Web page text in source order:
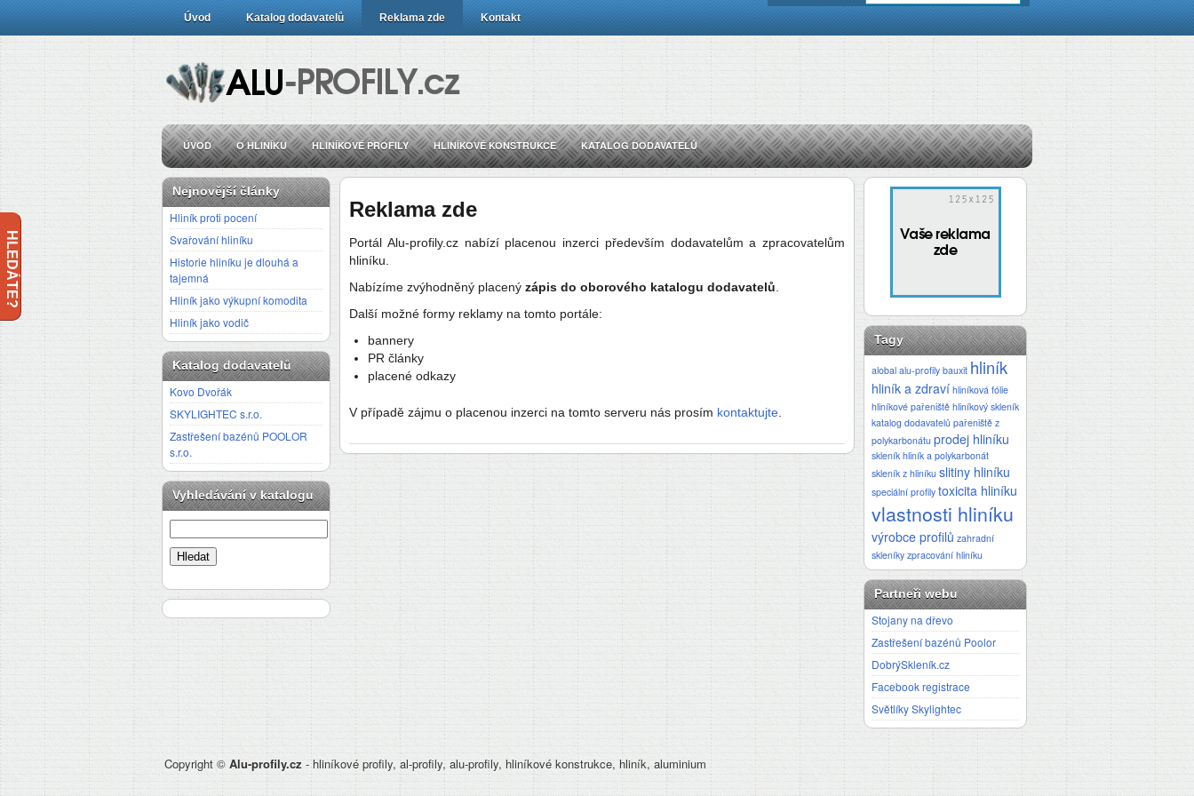
HLEDÁTE?
Úvod Katalog dodavatelů Reklama zde Kontakt
ÚVOD O HLINÍKU HLINÍKOVÉ PROFILY HLINÍKOVÉ KONSTRUKCE KATALOG DODAVATELŮ
Nejnovější články
Hliník proti pocení
Svařování hliníku
Historie hliníku je dlouhá a
tajemná
Hliník jako výkupní komodita
Hliník jako vodič
Katalog dodavatelů
Kovo Dvořák
SKYLIGHTEC s.r.o.
Zastřešení bazénů POOLOR
s.r.o.
Vyhledávání v katalogu
Reklama zde
Portál Alu-profily.cz nabízí placenou inzerci především dodavatelům a zpracovatelům
hliníku.
Nabízíme zvýhodněný placený zápis do oborového katalogu dodavatelů
Další možné formy reklamy na tomto portále:
bannery
PR články
placené odkazy
V případě zájmu o placenou inzerci na tomto serveru nás prosím kontaktujte
Tagy
alobal alu-profily bauxit hliník
hliník a zdraví hliníková fólie
hliníkové pařeniště hliníkový skleník
katalog dodavatelů pařeniště z
polykarbonátu prodej hliníku
skleník hliník a polykarbonát
skleník z hliníku slitiny hliníku
speciální profily toxicita hliníku
vlastnosti hliníku
výrobce profilů zahradní
skleníky zpracování hliníku
Partneři webu
Stojany na dřevo
Zastřešení bazénů Poolor
DobrýSkleník.cz
Facebook registrace
Světlíky Skylightec
Copyright © Alu-profily.cz - hliníkové profily, al-profily, alu-profily, hliníkové konstrukce, hliník, aluminium